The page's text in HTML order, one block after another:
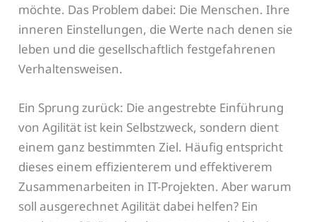
möchte. Das Problem dabei: Die Menschen. Ihre
inneren Einstellungen, die Werte nach denen sie
leben und die gesellschaftlich festgefahrenen
Verhaltensweisen.
Ein Sprung zurück: Die angestrebte Einführung
von Agilität ist kein Selbstzweck, sondern dient
einem ganz bestimmten Ziel. Häufig entspricht
dieses einem effizienterem und effektiverem
Zusammenarbeiten in IT-Projekten. Aber warum
soll ausgerechnet Agilität dabei helfen? Ein